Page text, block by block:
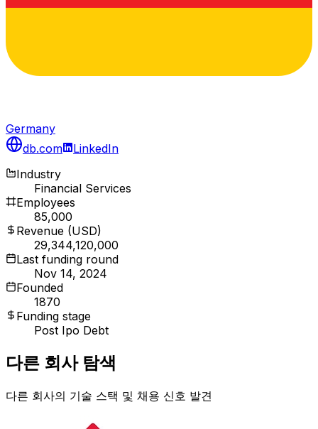
Germany
db.com
LinkedIn
Industry
Financial Services
Employees
85,000
Revenue (USD)
29,344,120,000
Last funding round
Nov 14, 2024
Founded
1870
Funding stage
Post Ipo Debt
다른 회사 탐색
다른 회사의 기술 스택 및 채용 신호 발견